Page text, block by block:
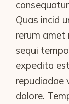
Quas incid
rerum amet
sequi
expedita
repudiadae
dolore.